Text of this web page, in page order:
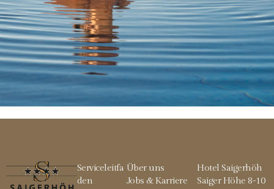
Serviceleitfa
den
Über uns
Jobs & Karriere
Hotel Saigerhöh
Saiger Höhe 8-10